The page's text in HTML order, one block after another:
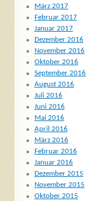
März 2017
Februar 2017
Januar 2017
Dezember 2016
November 2016
Oktober 2016
September 2016
August 2016
Juli 2016
Juni 2016
Mai 2016
April 2016
März 2016
Februar 2016
Januar 2016
Dezember 2015
November 2015
Oktober 2015